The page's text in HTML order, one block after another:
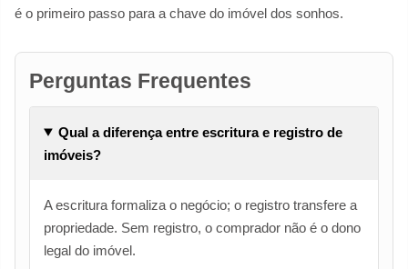
é o primeiro passo para a chave do imóvel dos sonhos.
Perguntas Frequentes
Qual a diferença entre escritura e registro de
imóveis?
A escritura formaliza o negócio; o registro transfere a
propriedade. Sem registro, o comprador não é o dono
legal do imóvel.